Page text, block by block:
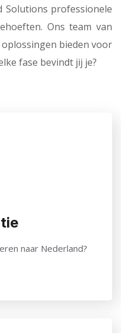
Solutions professionele
Ons team van
bieden voor
fase bevindt jij je?
naar Nederland?